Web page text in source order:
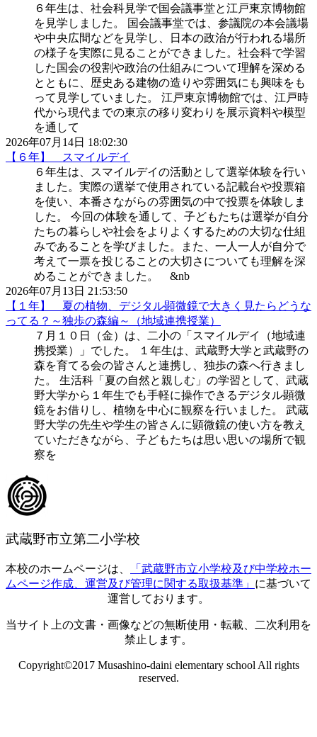
６年生は、社会科見学で国会議事堂と江戸東京博物館
を見学しました。 国会議事堂では、参議院の本会議場
や中央広間などを見学し、日本の政治が行われる場所
の様子を実際に見ることができました。社会科で学習
した国会の役割や政治の仕組みについて理解を深める
とともに、歴史ある建物の造りや雰囲気にも興味をも
って見学していました。 江戸東京博物館では、江戸時
代から現代までの東京の移り変わりを展示資料や模型
を通して
2026年07月14日 18:02:30
【６年】 スマイルデイ
６年生は、スマイルデイの活動として選挙体験を行い
ました。実際の選挙で使用されている記載台や投票箱
を使い、本番さながらの雰囲気の中で投票を体験しま
した。 今回の体験を通して、子どもたちは選挙が自分
たちの暮らしや社会をよりよくするための大切な仕組
みであることを学びました。また、一人一人が自分で
考えて一票を投じることの大切さについても理解を深
めることができました。 &nb
2026年07月13日 21:53:50
【１年】 夏の植物、デジタル顕微鏡で大きく見たらどうな
ってる？～独歩の森編～（地域連携授業）
７月１０日（金）は、二小の「スマイルデイ（地域連
携授業）」でした。 １年生は、武蔵野大学と武蔵野の
森を育てる会の皆さんと連携し、独歩の森へ行きまし
た。 生活科「夏の自然と親しむ」の学習として、武蔵
野大学から１年生でも手軽に操作できるデジタル顕微
鏡をお借りし、植物を中心に観察を行いました。 武蔵
野大学の先生や学生の皆さんに顕微鏡の使い方を教え
ていただきながら、子どもたちは思い思いの場所で観
察を
武蔵野市立第二小学校
本校のホームページは、
「武蔵野市立小学校及び中学校ホー
ムページ作成、運営及び管理に関する取扱基準」 に基づいて
運営しております。
当サイト上の文書・画像などの無断使用・転載、二次利用を
禁止します。
Copyright©2017 Musashino-daini elementary school All rights
reserved.